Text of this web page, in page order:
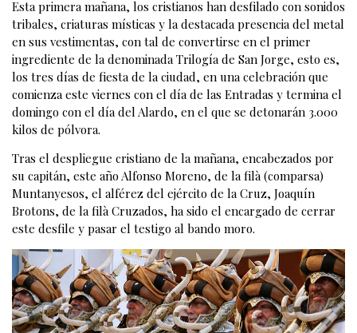
Esta primera mañana, los cristianos han desfilado con sonidos
tribales, criaturas místicas y la destacada presencia del metal
en sus vestimentas, con tal de convertirse en el primer
ingrediente de la denominada Trilogía de San Jorge, esto es,
los tres días de fiesta de la ciudad, en una celebración que
comienza este viernes con el día de las Entradas y termina el
domingo con el día del Alardo, en el que se detonarán 3.000
kilos de pólvora.
Tras el despliegue cristiano de la mañana, encabezados por
su capitán, este año Alfonso Moreno, de la filà (comparsa)
Muntanyesos, el alférez del ejército de la Cruz, Joaquín
Brotons, de la filà Cruzados, ha sido el encargado de cerrar
este desfile y pasar el testigo al bando moro.